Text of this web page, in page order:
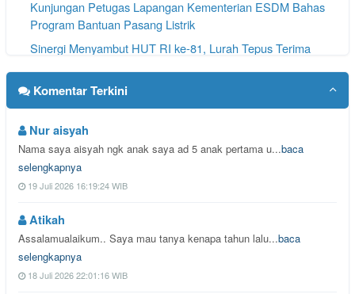
Kunjungan Petugas Lapangan Kementerian ESDM Bahas
Program Bantuan Pasang Listrik
Sinergi Menyambut HUT RI ke-81, Lurah Tepus Terima
Komentar Terkini
Nur aisyah
Nama saya aisyah ngk anak saya ad 5 anak pertama u...baca
selengkapnya
19 Juli 2026 16:19:24 WIB
Atikah
Assalamualaikum.. Saya mau tanya kenapa tahun lalu...baca
selengkapnya
18 Juli 2026 22:01:16 WIB